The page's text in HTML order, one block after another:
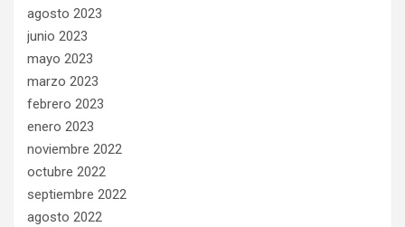
agosto 2023
junio 2023
mayo 2023
marzo 2023
febrero 2023
enero 2023
noviembre 2022
octubre 2022
septiembre 2022
agosto 2022